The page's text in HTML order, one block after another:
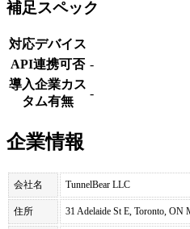
補足スペック
対応デバイス
API連携可否 -
導入企業カス
タム有無
-
企業情報
会社名 TunnelBear LLC
住所 31 Adelaide St E, Toronto, ON